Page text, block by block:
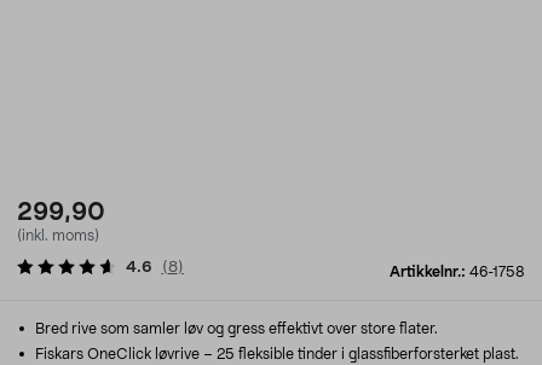
299,90
(inkl. moms)
Artikkelnr.: 46-1758
4.6 (8)
Bred rive som samler løv og gress effektivt over store flater.
Fiskars OneClick løvrive – 25 fleksible tinder i glassfiberforsterket plast.